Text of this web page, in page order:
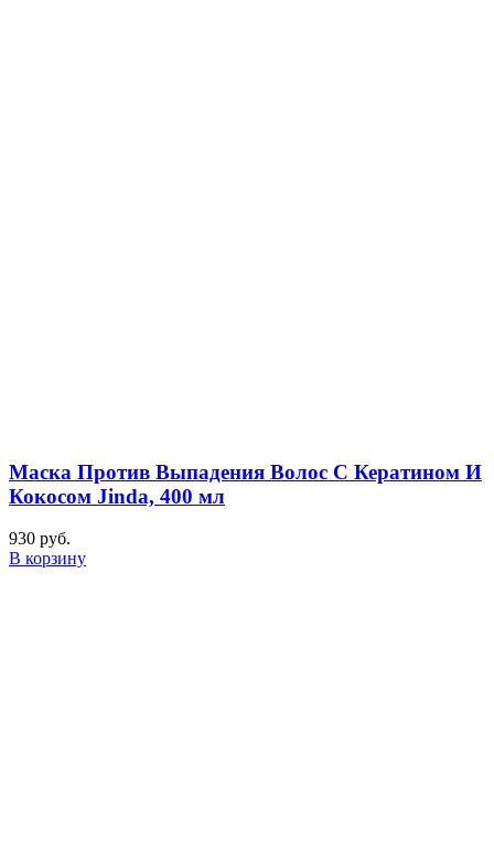
Маска Против Выпадения Волос С Кератином И
Кокосом Jinda, 400 мл
930 руб.
В корзину